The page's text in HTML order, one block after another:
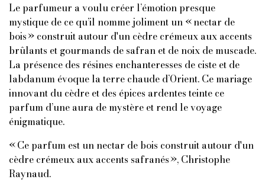
Le parfumeur a voulu créer l’émotion presque
mystique de ce qu’il nomme joliment un « nectar de
bois» construit autour d'un cèdre crémeux aux accents
brûlants et gourmands de safran et de noix de muscade.
La présence des résines enchanteresses de ciste et de
labdanum évoque la terre chaude d’Orient. Ce mariage
innovant du cèdre et des épices ardentes teinte ce
parfum d’une aura de mystère et rend le voyage
énigmatique.
« Ce parfum est un nectar de bois construit autour d'un
cèdre crémeux aux accents safranés », Christophe
Raynaud.